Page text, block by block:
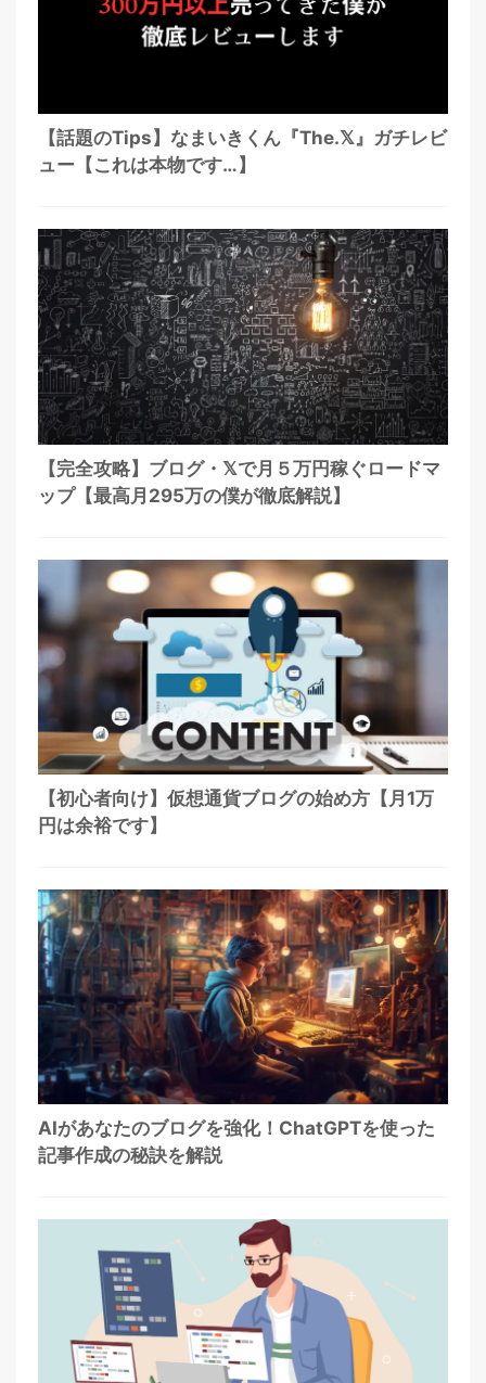
【話題のTips】なまいきくん『The.𝕏』ガチレビ
ュー【これは本物です…】
【完全攻略】ブログ・𝕏で月５万円稼ぐロードマ
ップ【最高月295万の僕が徹底解説】
【初心者向け】仮想通貨ブログの始め方【月1万
円は余裕です】
AIがあなたのブログを強化！ChatGPTを使った
記事作成の秘訣を解説